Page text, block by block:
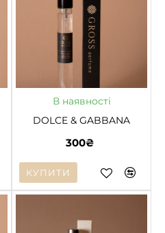
В наявності
DOLCE & GABBANA
300₴
КУПИТИ